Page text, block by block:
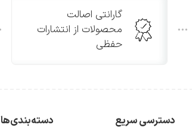
گارانتی اصالت
محصولات از انتشارات
حفظی
دسترسی سریع دسته‌بندی‌ها